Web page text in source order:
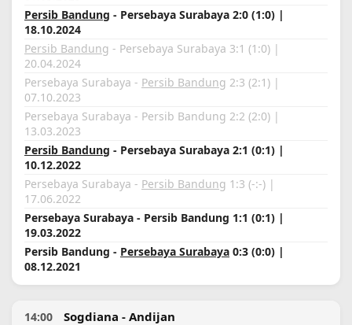
Persib Bandung - Persebaya Surabaya 2:0 (1:0) |
18.10.2024
Persib Bandung - Persebaya Surabaya 3:1 (1:0) |
20.04.2024
Persebaya Surabaya - Persib Bandung 2:3 (2:1) |
07.10.2023
Persebaya Surabaya - Persib Bandung 2:2 (2:0) |
13.03.2023
Persib Bandung - Persebaya Surabaya 2:1 (0:1) |
10.12.2022
Persebaya Surabaya - Persib Bandung 1:3 (-:-) |
17.06.2022
Persebaya Surabaya - Persib Bandung 1:1 (0:1) |
19.03.2022
Persib Bandung - Persebaya Surabaya 0:3 (0:0) |
08.12.2021
14:00 Sogdiana - Andijan